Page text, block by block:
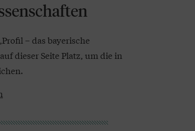
– das bayerische
dieser Seite Platz, um die in